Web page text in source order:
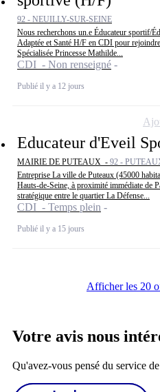
92 - NEUILLY-SUR-SEINE
Nous recherchons un.e Éducateur sportif/
Adaptée et Santé H/F en CDI pour
Spécialisée Princesse Mathilde...
CDI - Non renseigné
Publié il y a 12 jours
Educateur d'Eveil
MAIRIE DE PUTEAUX - 92 -
Entreprise La ville de Puteaux (45000
Hauts-de-Seine, à proximité immédiate de
stratégique entre le quartier La Défense...
CDI - Temps plein
Publié il y a 15 jours
Afficher les 20
Votre avis nous
Qu'avez-vous pensé du service